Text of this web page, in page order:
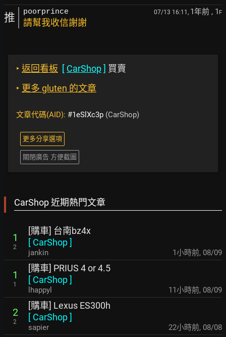
推 poorprince 07/13 16:11, 1年前 , 1 F
請幫我收信謝謝
‣ 返回看板 [ CarShop] 買賣
‣ 更多 gluten 的文章
文章代碼(AID): #1eSlXc3p (CarShop)
更多分享選項
關閉廣告 方便截圖
CarShop 近期熱門文章
1
2
[購車] 台南bz4x
[ CarShop]
jankin 1小時前, 08/09
1
1
[購車] PRIUS 4 or 4.5
[ CarShop]
lhappyl 11小時前, 08/09
2
2
[購車] Lexus ES300h
[ CarShop]
sapier 22小時前, 08/08